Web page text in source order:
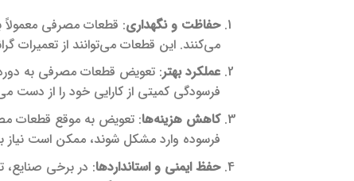
حفاظت و نگهداری: قطعات مصرفی معمولاً
می‌کنند. این قطعات می‌توانند از تعمیرات
عملکرد بهتر: تعویض قطعات مصرفی به دوره
فرسودگی کمیتی از کارایی خود را از دست
کاهش هزینه‌ها: تعویض به موقع قطعات
فرسوده وارد مشکل شوند، ممکن است نیاز
حفظ ایمنی و استانداردها: در برخی صنایع،